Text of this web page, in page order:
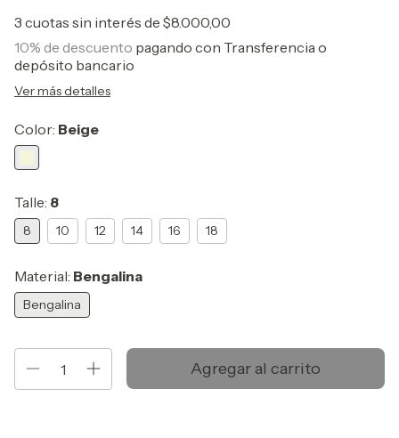
3 cuotas sin interés de $8.000,00
10% de descuento pagando con Transferencia o
depósito bancario
Ver más detalles
Color: Beige
Talle: 8
8 10 12 14 16 18
Material: Bengalina
Bengalina